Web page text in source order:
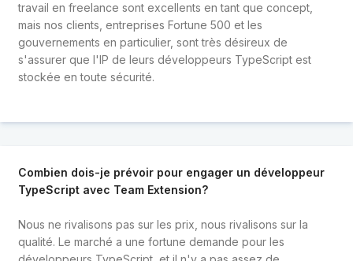
travail en freelance sont excellents en tant que concept,
mais nos clients, entreprises Fortune 500 et les
gouvernements en particulier, sont très désireux de
s'assurer que l'IP de leurs développeurs TypeScript est
stockée en toute sécurité.
Combien dois-je prévoir pour engager un développeur
TypeScript avec Team Extension?
Nous ne rivalisons pas sur les prix, nous rivalisons sur la
qualité. Le marché a une fortune demande pour les